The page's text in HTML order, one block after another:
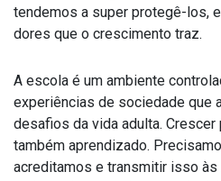
tendemos a super protegê-los,
dores que o crescimento traz.
A escola é um ambiente
experiências de sociedade que
desafios da vida adulta. Crescer
também aprendizado.
acreditamos e transmitir isso às